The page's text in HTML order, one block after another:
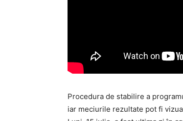
Procedura de stabilire a
iar meciurile rezultate pot fi